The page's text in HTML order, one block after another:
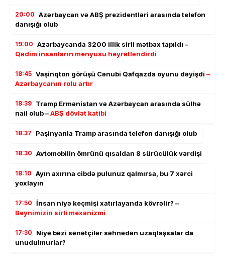
20:00 Azərbaycan və ABŞ prezidentləri arasında telefon
danışığı olub
19:00 Azərbaycanda 3200 illik sirli mətbəx tapıldı –
Qədim insanların menyusu heyrətləndirdi
18:45 Vaşinqton görüşü Cənubi Qafqazda oyunu dəyişdi –
Azərbaycanın rolu artır
18:39 Tramp Ermənistan və Azərbaycan arasında sülhə
nail olub –ABŞ dövlət katibi
18:37 Paşinyanla Tramp arasında telefon danışığı olub
18:30 Avtomobilin ömrünü qısaldan 8 sürücülük vərdişi
18:10 Ayın axırına cibdə pulunuz qalmırsa, bu 7 xərci
yoxlayın
17:50 İnsan niyə keçmişi xatırlayanda kövrəlir? –
Beynimizin sirli mexanizmi
17:30
Niyə bəzi sənətçilər səhnədən uzaqlaşsalar da
unudulmurlar?